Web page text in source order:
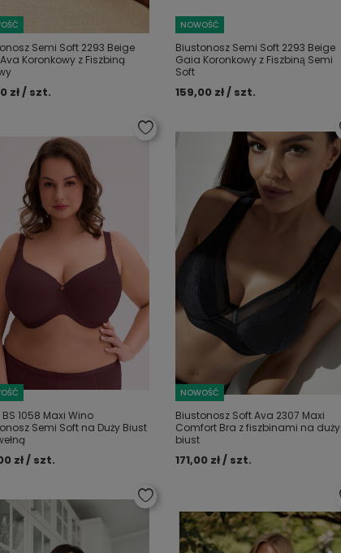
Semi Soft 2293 Beige
Koronkowy z Fiszbiną
zł / szt.
NOWOŚĆ
Biustonosz Semi Soft 2293 Beige
Gaia Koronkowy z Fiszbiną Semi
Soft
159,00 zł / szt.
1058 Maxi Wino
Semi Soft na Duży Biust
zł / szt.
NOWOŚĆ
Biustonosz Soft Ava 2307 Maxi
Comfort Bra z fiszbinami na duży
biust
171,00 zł / szt.